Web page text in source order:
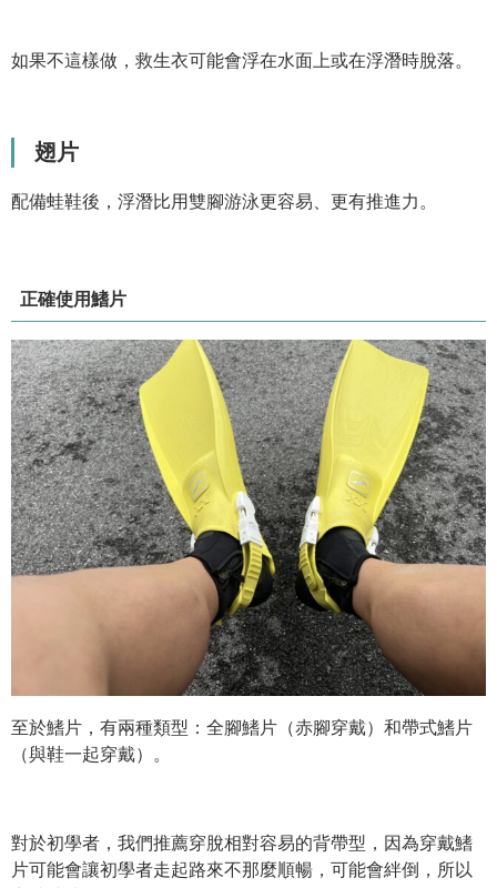
如果不這樣做，救生衣可能會浮在水面上或在浮潛時脫落。
翅片
配備蛙鞋後，浮潛比用雙腳游泳更容易、更有推進力。
正確使用鰭片
至於鰭片，有兩種類型：全腳鰭片（赤腳穿戴）和帶式鰭片
（與鞋一起穿戴）。
對於初學者，我們推薦穿脫相對容易的背帶型，因為穿戴鰭
片可能會讓初學者走起路來不那麼順暢，可能會絆倒，所以